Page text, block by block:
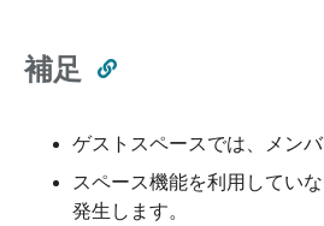
補足
ゲストスペースでは、メン
スペース機能を利用してい
発生します。